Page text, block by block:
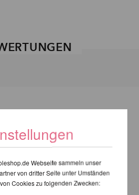
Webseite sammeln unser
von dritter Seite unter Umständen
Cookies zu folgenden Zwecken: